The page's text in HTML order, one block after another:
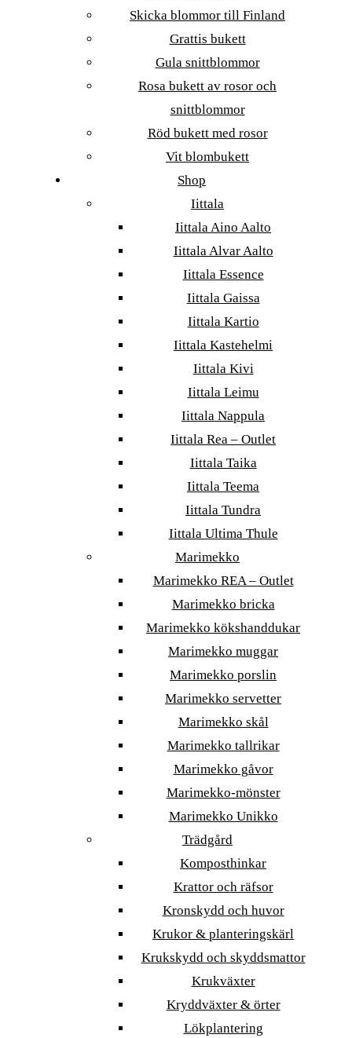
Skicka blommor till Finland
Grattis bukett
Gula snittblommor
Rosa bukett av rosor och
snittblommor
Röd bukett med rosor
Vit blombukett
Shop
Iittala
Iittala Aino Aalto
Iittala Alvar Aalto
Iittala Essence
Iittala Gaissa
Iittala Kartio
Iittala Kastehelmi
Iittala Kivi
Iittala Leimu
Iittala Nappula
Iittala Rea – Outlet
Iittala Taika
Iittala Teema
Iittala Tundra
Iittala Ultima Thule
Marimekko
Marimekko REA – Outlet
Marimekko bricka
Marimekko kökshanddukar
Marimekko muggar
Marimekko porslin
Marimekko servetter
Marimekko skål
Marimekko tallrikar
Marimekko gåvor
Marimekko-mönster
Marimekko Unikko
Trädgård
Komposthinkar
Krattor och räfsor
Kronskydd och huvor
Krukor & planteringskärl
Krukskydd och skyddsmattor
Krukväxter
Kryddväxter & örter
Lökplantering